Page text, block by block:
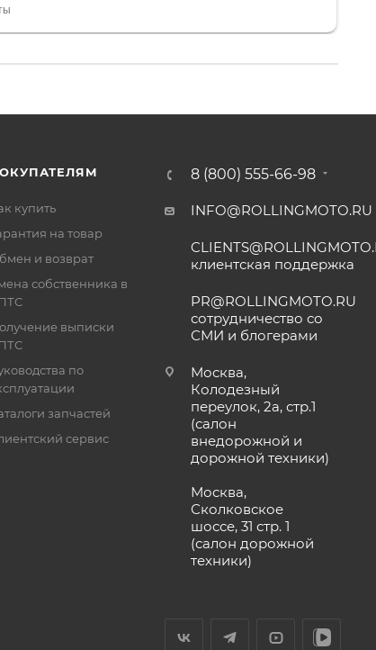
Дмитрию, за клиентоориентированность и
купить
на товар
и возврат
собственника в
выписки
по
запчастей
сервис
8 (800) 555-66-98
INFO@ROLLINGMOTO.RU
клиентская поддержка
PR@ROLLINGMOTO.RU
сотрудничество со
СМИ и блогерами
Москва,
Колодезный
переулок, 2а, стр.1
(салон
внедорожной и
дорожной техники)
Москва,
Сколковское
шоссе, 31 стр. 1
(салон дорожной
техники)